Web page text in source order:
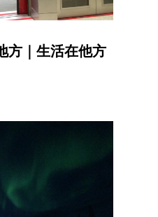
方｜生活在他方